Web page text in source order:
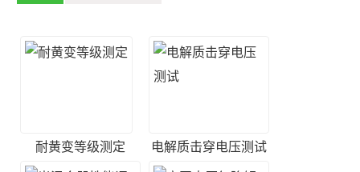
耐黄变等级测定 电解质击穿电压测试